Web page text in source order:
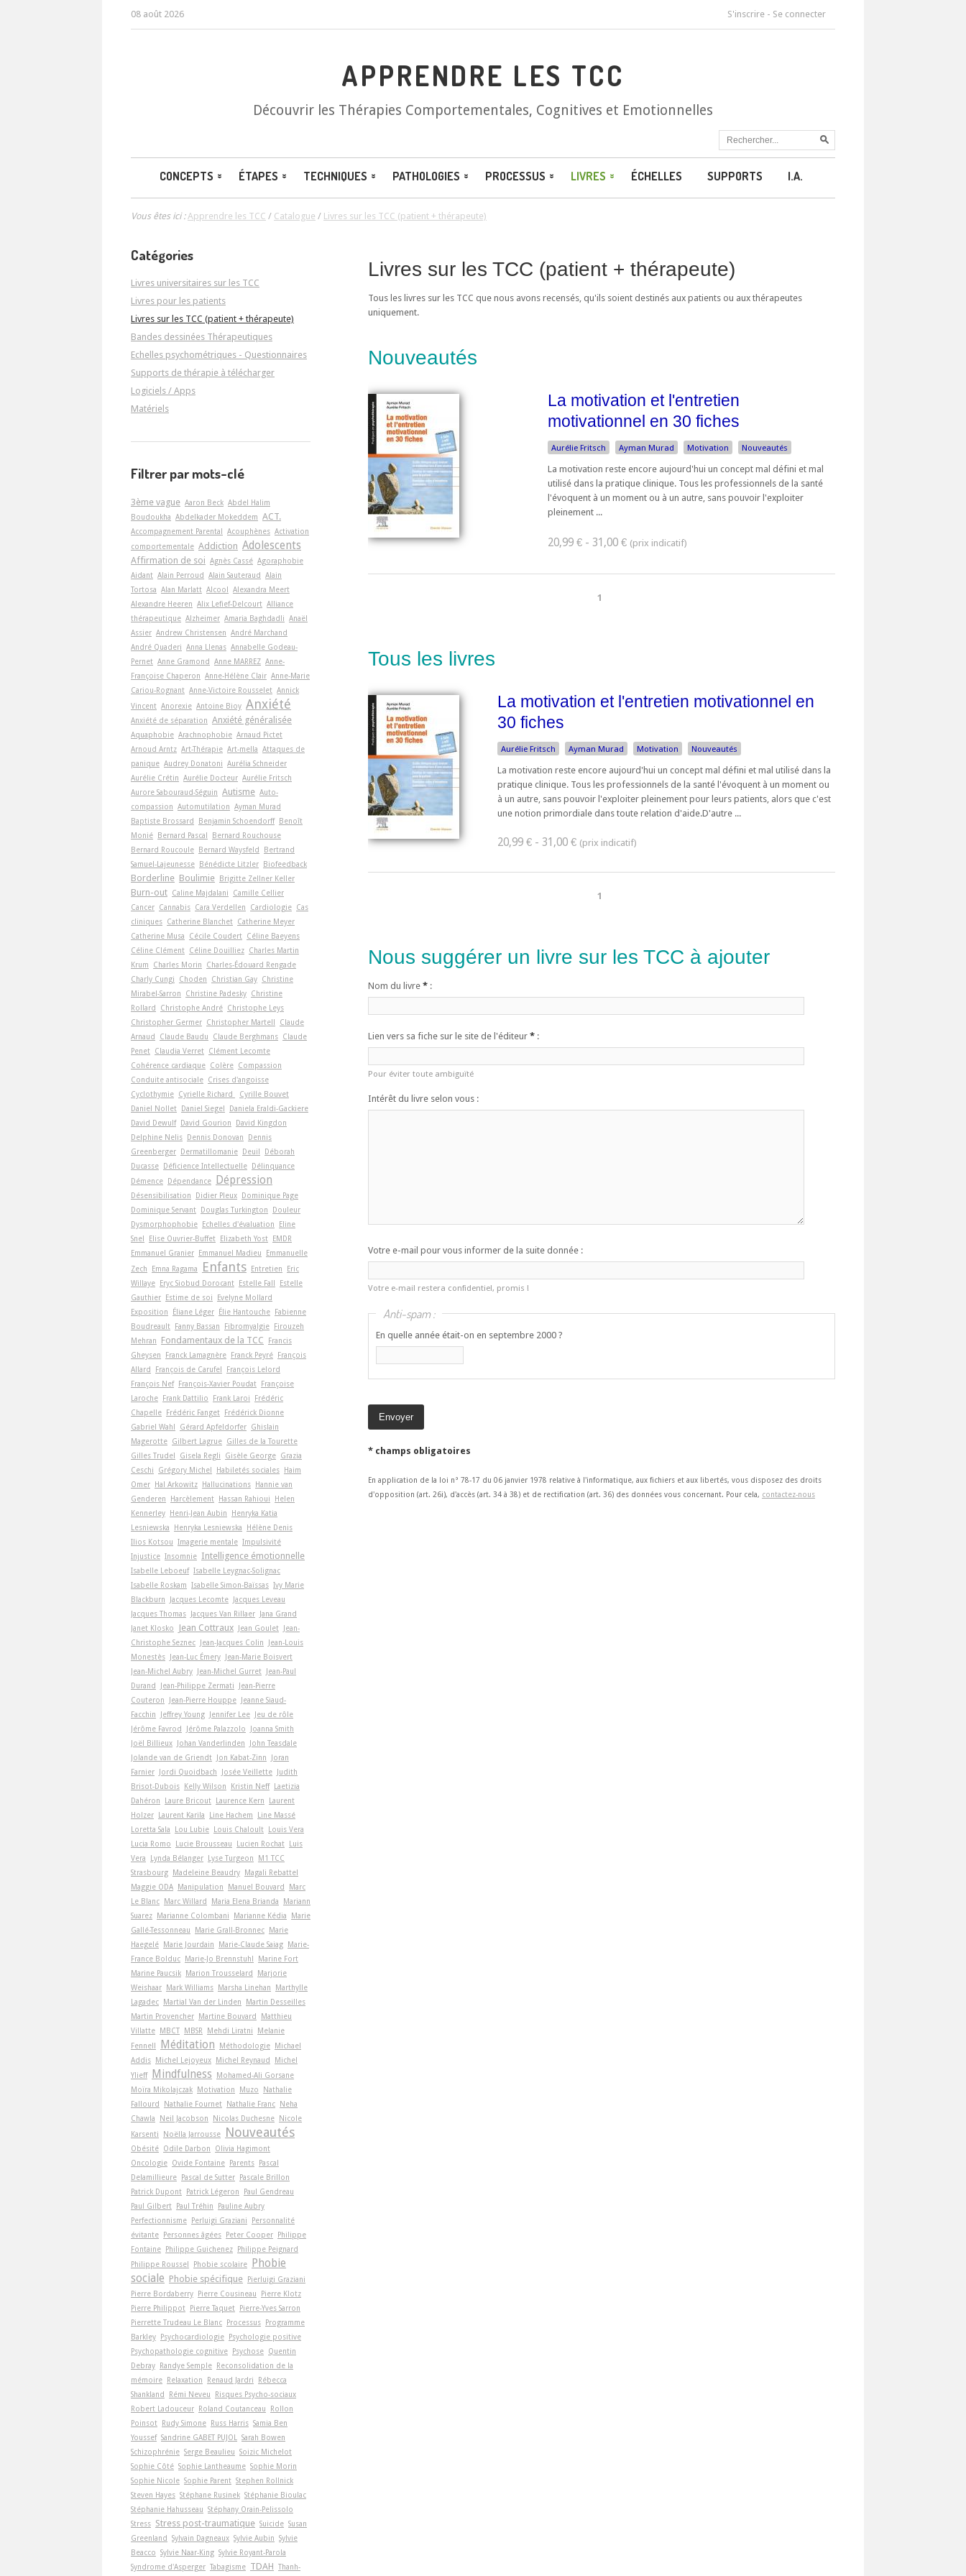
08 août 2026 S'inscrire - Se connecter
APPRENDRE LES TCC
Découvrir les Thérapies Comportementales, Cognitives et Emotionnelles
CONCEPTS ÉTAPES TECHNIQUES PATHOLOGIES PROCESSUS LIVRES ÉCHELLES SUPPORTS I.A.
Vous êtes ici :Apprendre les TCC / Catalogue / Livres sur les TCC (patient + thérapeute)
Livres sur les TCC (patient + thérapeute)
Tous les livres sur les TCC que nous avons recensés, qu'ils soient destinés aux patients ou aux thérapeutes
uniquement.
Nouveautés
La motivation et l'entretien
motivationnel en 30 fiches
Aurélie Fritsch Ayman Murad Motivation Nouveautés
La motivation reste encore aujourd'hui un concept mal défini et mal
utilisé dans la pratique clinique. Tous les professionnels de la santé
l'évoquent à un moment ou à un autre, sans pouvoir l'exploiter
pleinement ...
20,99 € - 31,00 €
1
Tous les livres
La motivation et l'entretien motivationnel en
30 fiches
Aurélie Fritsch Ayman Murad Motivation Nouveautés
La motivation reste encore aujourd'hui un concept mal défini et mal utilisé dans la
pratique clinique. Tous les professionnels de la santé l'évoquent à un moment ou
à un autre, sans pouvoir l'exploiter pleinement pour leurs patients, alors que c'est
une notion primordiale dans toute relation d'aide.D'autre ...
20,99 € - 31,00 €
1
Nous suggérer un livre sur les TCC à ajouter
Nom du livre * :
Lien vers sa fiche sur le site de l'éditeur * :
Pour éviter toute ambiguïté
Intérêt du livre selon vous :
Votre e-mail pour vous informer de la suite donnée :
Votre e-mail restera confidentiel, promis !
Anti-spam :
En quelle année était-on en septembre 2000 ?
* champs obligatoires
En application de la loi n° 78-17 du 06 janvier 1978 relative à l'informatique, aux fichiers et aux libertés, vous disposez des droits
d'opposition (art. 26i), d'accès (art. 34 à 38) et de rectification (art. 36) des données vous concernant. Pour cela, contactez-nous
Catégories
Livres universitaires sur les TCC
Livres pour les patients
Livres sur les TCC (patient + thérapeute)
Bandes dessinées Thérapeutiques
Echelles psychométriques - Questionnaires
Supports de thérapie à télécharger
Logiciels / Apps
Matériels
Filtrer par mots-clé
3ème vague Aaron Beck Abdel Halim
Boudoukha Abdelkader Mokeddem ACT.
Accompagnement Parental Acouphènes Activation
comportementale Addiction Adolescents
Affirmation de soi Agnès Cassé Agoraphobie
Aidant Alain Perroud Alain Sauteraud Alain
Tortosa Alan Marlatt Alcool Alexandra Meert
Alexandre Heeren Alix Lefief-Delcourt Alliance
thérapeutique Alzheimer Amaria Baghdadli Anaël
Assier Andrew Christensen André Marchand
André Quaderi Anna Llenas Annabelle Godeau-
Pernet Anne Gramond Anne MARREZ Anne-
Françoise Chaperon Anne-Hélène Clair Anne-Marie
Cariou-Rognant Anne-Victoire Rousselet Annick
Vincent Anorexie Antoine Bioy Anxiété
Anxiété de séparation Anxiété généralisée
Aquaphobie Arachnophobie Arnaud Pictet
Arnoud Arntz Art-Thérapie Art-­mella Attaques de
panique Audrey Donatoni Aurélia Schneider
Aurélie Crétin Aurélie Docteur Aurélie Fritsch
Aurore Sabouraud-Séguin Autisme Auto-
compassion Automutilation Ayman Murad
Baptiste Brossard
Benjamin Schoendorff Benoît
Monié Bernard Pascal
Bernard Rouchouse
Bernard Roucoule Bernard Waysfeld
Bertrand
Samuel-Lajeunesse Bénédicte Litzler Biofeedback
Borderline Boulimie Brigitte Zellner Keller
Burn-out Caline Majdalani
Camille Cellier
Cancer Cannabis Cara Verdellen Cardiologie Cas
cliniques Catherine Blanchet Catherine Meyer
Catherine Musa
Cécile Coudert Céline Baeyens
Céline Clément Céline Douilliez Charles Martin
Krum
Charles Morin
Charles-Édouard Rengade
Charly Cungi
Choden Christian Gay Christine
Mirabel-Sarron
Christine Padesky Christine
Rollard
Christophe André Christophe Leys
Christopher Germer Christopher Martell
Claude
Arnaud
Claude Baudu Claude Berghmans Claude
Penet Claudia Verret Clément Lecomte
Cohérence cardiaque Colère Compassion
Conduite antisociale Crises d'angoisse
Cyclothymie Cyrielle Richard
Cyrille Bouvet
Daniel Nollet Daniel Siegel
Daniela Eraldi-Gackiere
David Dewulf David Gourion
David Kingdon
Delphine Nelis Dennis Donovan
Dennis
Greenberger Dermatillomanie Deuil
Déborah
Ducasse Déficience Intellectuelle Délinquance
Démence Dépendance Dépression
Désensibilisation Didier Pleux Dominique Page
Dominique Servant Douglas Turkington
Douleur
Dysmorphophobie Echelles d'évaluation
Eline
Snel
Elise Ouvrier-Buffet Elizabeth Yost EMDR
Emmanuel Granier Emmanuel Madieu
Emmanuelle
Zech
Emna Ragama Enfants Entretien
Eric
Willaye Eryc Siobud Dorocant Estelle Fall
Estelle
Gauthier Estime de soi
Evelyne Mollard
Exposition
Éliane Léger Élie Hantouche Fabienne
Boudreault Fanny Bassan Fibromyalgie Firouzeh
Mehran
Fondamentaux de la TCC
Francis
Gheysen
Franck Lamagnère Franck Peyré François
Allard
François de Carufel
François Lelord
François Nef François-Xavier Poudat Françoise
Laroche Frank Dattilio Frank Laroi
Frédéric
Chapelle Frédéric Fanget Frédérick Dionne
Gabriel Wahl
Gérard Apfeldorfer Ghislain
Magerotte Gilbert Lagrue Gilles de la Tourette
Gilles Trudel
Gisela Regli Gisèle George Grazia
Ceschi
Grégory Michel Habiletés sociales Haim
Omer Hal Arkowitz Hallucinations Hannie van
Genderen
Harcèlement Hassan Rahioui
Helen
Kennerley Henri-Jean Aubin
Henryka Katia
Lesniewska
Henryka Lesniewska
Hélène Denis
Ilios Kotsou Imagerie mentale Impulsivité
Injustice Insomnie Intelligence émotionnelle
Isabelle Leboeuf Isabelle Leygnac-Solignac
Isabelle Roskam Isabelle Simon-Baïssas Ivy Marie
Blackburn
Jacques Lecomte Jacques Leveau
Jacques Thomas Jacques Van Rillaer Jana Grand
Janet Klosko
Jean Cottraux Jean Goulet Jean-
Christophe Seznec Jean-Jacques Colin
Jean-Louis
Monestès Jean-Luc Émery Jean-Marie Boisvert
Jean-Michel Aubry Jean-Michel Gurret Jean-Paul
Durand
Jean-Philippe Zermati
Jean-Pierre
Couteron
Jean-Pierre Houppe Jeanne Siaud-
Facchin
Jeffrey Young Jennifer Lee Jeu de rôle
Jérôme Favrod
Jérôme Palazzolo
Joanna Smith
Joël Billieux Johan Vanderlinden
John Teasdale
Jolande van de Griendt Jon Kabat-Zinn
Joran
Farnier Jordi Quoidbach Josée Veillette Judith
Brisot-Dubois Kelly Wilson Kristin Neff Laetizia
Dahéron
Laure Bricout Laurence Kern
Laurent
Holzer Laurent Karila Line Hachem
Line Massé
Loretta Sala
Lou Lubie Louis Chaloult Louis Vera
Lucia Romo
Lucie Brousseau Lucien Rochat Luis
Vera
Lynda Bélanger Lyse Turgeon
M1 TCC
Strasbourg Madeleine Beaudry Magali Rebattel
Maggie ODA Manipulation Manuel Bouvard
Marc
Le Blanc Marc Willard Maria Elena Brianda
Mariann
Suarez Marianne Colombani Marianne Kédia
Marie
Gallé-Tessonneau
Marie Grall-Bronnec Marie
Haegelé Marie Jourdain Marie-Claude Saiag Marie-
France Bolduc Marie-Jo Brennstuhl
Marine Fort
Marine Paucsik Marion Trousselard
Marjorie
Weishaar Mark Williams Marsha Linehan
Marthylle
Lagadec Martial Van der Linden
Martin Desseilles
Martin Provencher Martine Bouvard
Matthieu
Villatte MBCT MBSR Mehdi Liratni
Melanie
Fennell
Méditation Méthodologie Michael
Addis Michel Lejoyeux Michel Reynaud
Michel
Ylieff
Mindfulness
Mohamed-Ali Gorsane
Moïra Mikolajczak Motivation Muzo
Nathalie
Fallourd
Nathalie Fournet Nathalie Franc Neha
Chawla
Neil Jacobson Nicolas Duchesne Nicole
Karsenti
Noëlla Jarrousse Nouveautés
Obésité Odile Darbon
Olivia Hagimont
Oncologie Ovide Fontaine Parents Pascal
Delamillieure Pascal de Sutter Pascale Brillon
Patrick Dupont Patrick Légeron
Paul Gendreau
Paul Gilbert Paul Tréhin
Pauline Aubry
Perfectionnisme Perluigi Graziani
Personnalité
évitante Personnes âgées Peter Cooper Philippe
Fontaine Philippe Guichenez Philippe Peignard
Philippe Roussel
Phobie scolaire
Phobie
sociale Phobie spécifique Pierluigi Graziani
Pierre Bordaberry Pierre Cousineau
Pierre Klotz
Pierre Philippot Pierre Taquet Pierre-Yves Sarron
Pierrette Trudeau Le Blanc Processus Programme
Barkley Psychocardiologie Psychologie positive
Psychopathologie cognitive Psychose Quentin
Debray Randye Semple Reconsolidation de la
mémoire Relaxation Renaud Jardri
Rébecca
Shankland
Rémi Neveu
Risques Psycho-sociaux
Robert Ladouceur Roland Coutanceau
Rollon
Poinsot Rudy Simone Russ Harris Samia Ben
Youssef Sandrine GABET PUJOL
Sarah Bowen
Schizophrénie Serge Beaulieu Soizic Michelot
Sophie Côté Sophie Lantheaume Sophie Morin
Sophie Nicole Sophie Parent Stephen Rollnick
Steven Hayes Stéphane Rusinek Stéphanie Bioulac
Stéphanie Hahusseau Stéphany Orain-Pelissolo
Stress Stress post-traumatique Suicide Susan
Greenland Sylvain Dagneaux Sylvie Aubin Sylvie
Beacco Sylvie Naar-King Sylvie Royant-Parola
Syndrome d'Asperger Tabagisme TDAH Thanh-